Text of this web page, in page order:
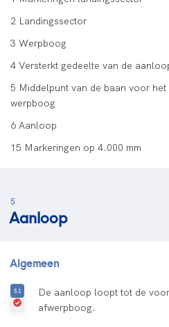
2 Landingssector
3 Werpboog
4 Versterkt gedeelte van de
5 Middelpunt van de baan voor het
werpboog
6 Aanloop
15 Markeringen op 4.000 mm
5
Aanloop
Algemeen
De aanloop loopt tot de
afwerpboog.